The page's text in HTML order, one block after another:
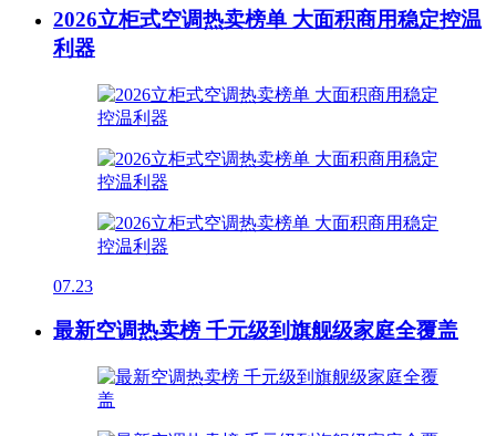
2026立柜式空调热卖榜单 大面积商用稳定控温
利器
07.23
最新空调热卖榜 千元级到旗舰级家庭全覆盖